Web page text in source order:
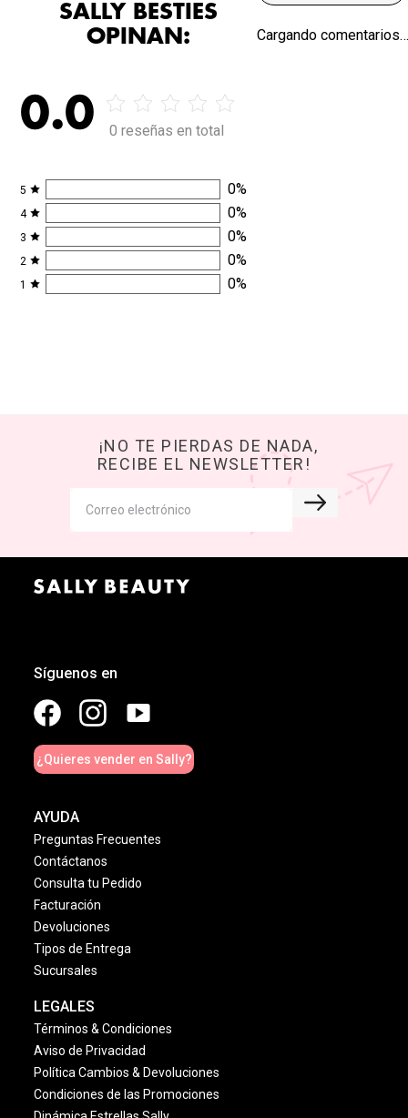
SALLY BESTIES
OPINAN:
0.0 0 reseñas en total
5 0%
4 0%
3 0%
2 0%
1 0%
Cargando
¡NO TE PIERDAS DE NADA,
RECIBE EL NEWSLETTER!
Síguenos en
¿Quieres vender en Sally?
AYUDA
Preguntas Frecuentes
Contáctanos
Consulta tu Pedido
Facturación
Devoluciones
Tipos de Entrega
Sucursales
LEGALES
Términos & Condiciones
Aviso de Privacidad
Política Cambios & Devoluciones
Condiciones de las Promociones